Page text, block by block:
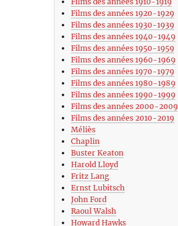
Films des années 1920-1929
Films des années 1930-1939
Films des années 1940-1949
Films des années 1950-1959
Films des années 1960-1969
Films des années 1970-1979
Films des années 1980-1989
Films des années 1990-1999
Films des années 2000-2009
Films des années 2010-2019
Méliès
Chaplin
Buster Keaton
Harold Lloyd
Fritz Lang
Ernst Lubitsch
John Ford
Raoul Walsh
Howard Hawks